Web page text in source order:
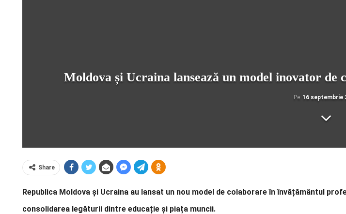
Moldova și Ucraina lansează un model inovator
Pe 16 septembrie
Share
Republica Moldova și Ucraina au lansat un nou model de colaborare în învățământul
consolidarea legăturii dintre educație și piața muncii.